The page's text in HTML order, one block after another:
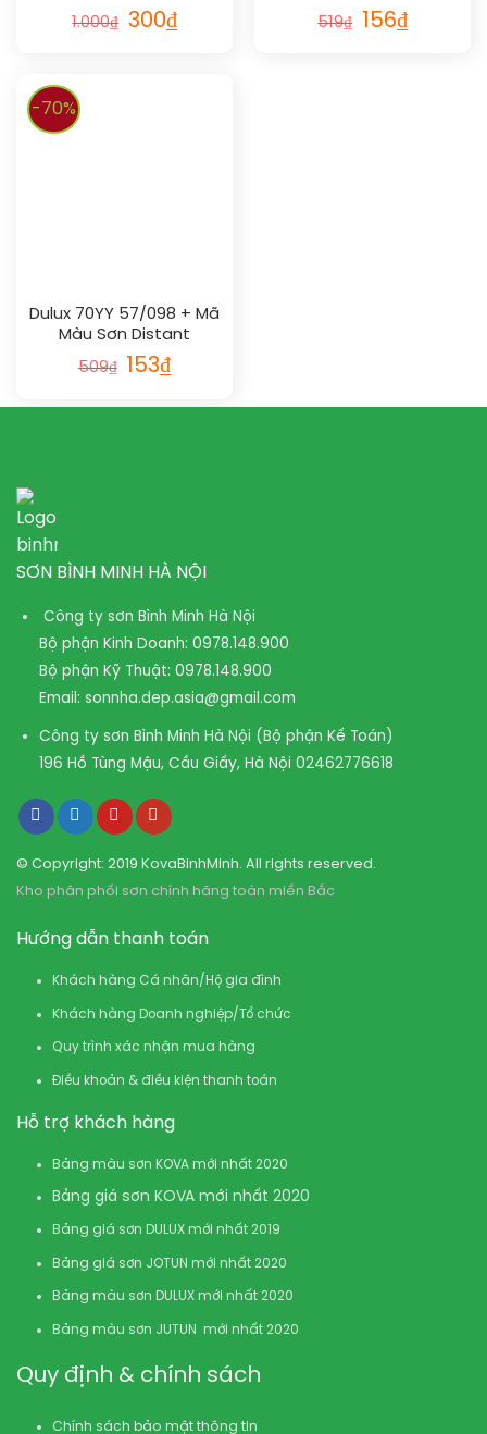
1.000₫ 300₫
519₫ 156₫
-70%
Dulux 70YY 57/098 + Mã
Màu Sơn Distant
Mountain
509₫ 153₫
SƠN BÌNH MINH HÀ NỘI
Công ty sơn Bình Minh Hà Nội
Bộ phận Kinh Doanh: 0978.148.900
Bộ phận Kỹ Thuật: 0978.148.900
Email: sonnha.dep.asia@gmail.com
Công ty sơn Bình Minh Hà Nội (Bộ phận Kế Toán)
196 Hồ Tùng Mậu, Cầu Giấy, Hà Nội 02462776618
© Copyright: 2019 KovaBinhMinh. All rights reserved.
Kho phân phối sơn chính hãng toàn miền Bắc
Hướng dẫn thanh toán
Khách hàng Cá nhân/Hộ gia đình
Khách hàng Doanh nghiệp/Tổ chức
Quy trình xác nhận mua hàng
Điều khoản & điều kiện thanh toán
Hỗ trợ khách hàng
Bảng màu sơn KOVA mới nhất 2020
Bảng giá sơn KOVA mới nhất 2020
Bảng giá sơn DULUX mới nhất 2019
Bảng giá sơn JOTUN mới nhất 2020
Bảng màu sơn DULUX mới nhất 2020
Bảng màu sơn JUTUN mới nhất 2020
Quy định & chính sách
Chính sách bảo mật thông tin